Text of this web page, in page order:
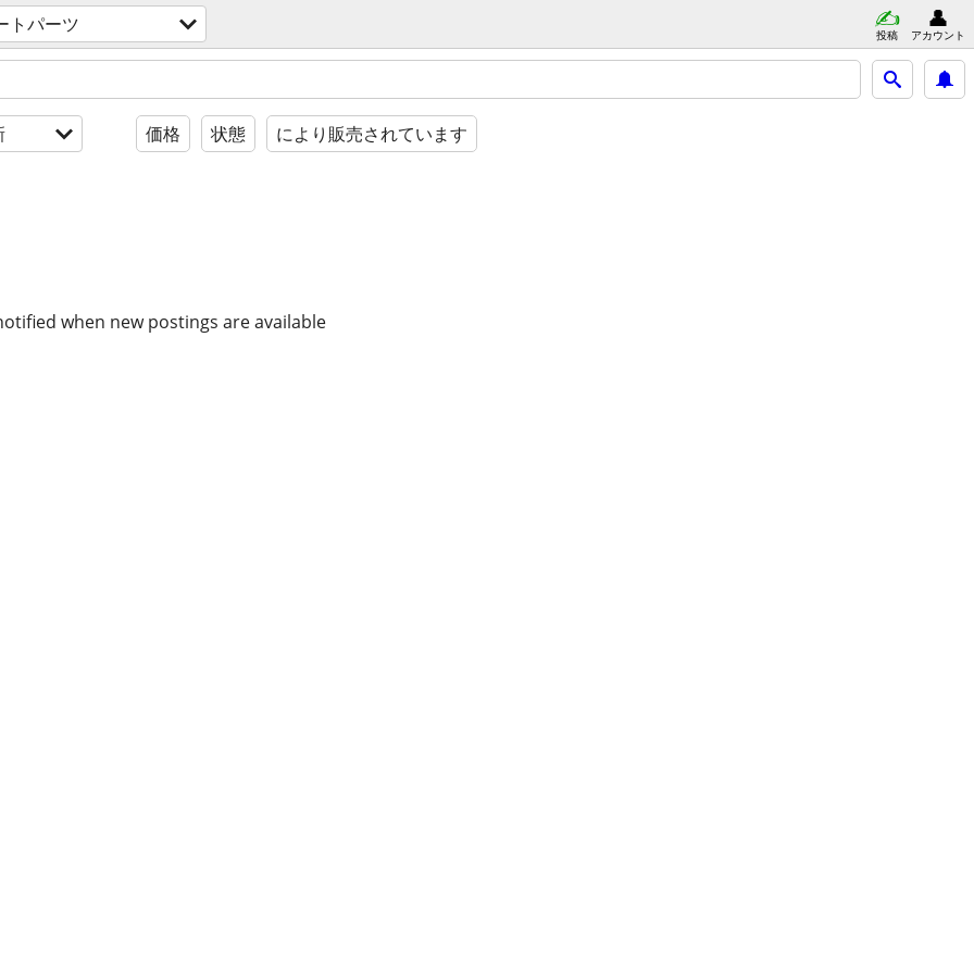
トパーツ 投稿 アカウント
価格 状態 により販売されています
when new postings are available